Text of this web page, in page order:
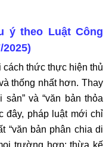
ý theo Luật Công
cách thức thực hiện thủ
thống nhất hơn. Thay
và “văn bản thỏa
đây, pháp luật mới chỉ
“văn bản phân chia di
trường hợp: thừa kế